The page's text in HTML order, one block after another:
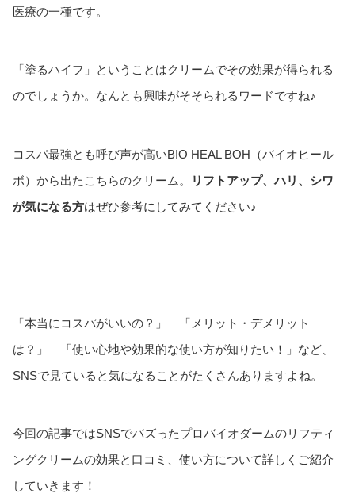
医療の一種です。
「塗るハイフ」ということはクリームでその効果が得られる
のでしょうか。なんとも興味がそそられるワードですね♪
コスパ最強とも呼び声が高いBIO HEAL BOH（バイオヒール
ボ）から出たこちらのクリーム。
リフトアップ、ハリ、シワ
が気になる方はぜひ参考にしてみてください♪
「本当にコスパがいいの？」 「メリット・デメリット
は？」 「使い心地や効果的な使い方が知りたい！」など、
SNSで見ていると気になることがたくさんありますよね。
今回の記事ではSNSでバズったプロバイオダームのリフティ
ングクリームの効果と口コミ、使い方について詳しくご紹介
していきます！